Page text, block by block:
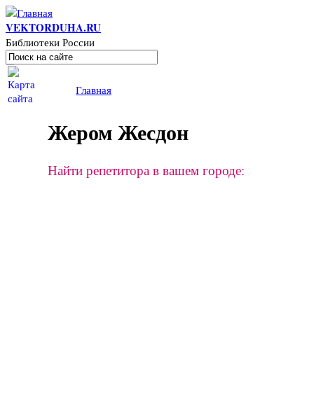
Перейти к основному содержанию
VEKTORDUHA.RU
Библиотеки России
Форма поиска
Поиск
Вы здесьГлавная
Жером Жесдон
Найти репетитора в вашем городе: